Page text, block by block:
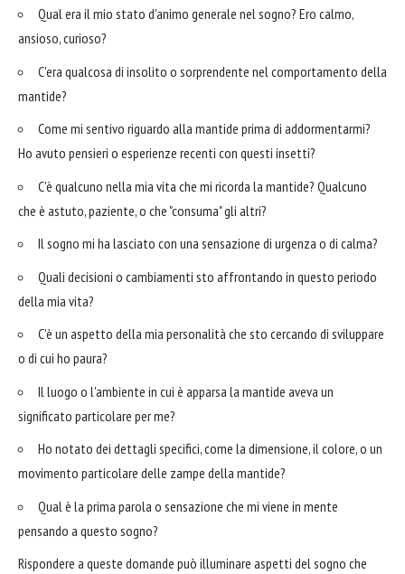
Qual era il mio stato d'animo generale nel sogno? Ero calmo,
ansioso, curioso?
C'era qualcosa di insolito o sorprendente nel comportamento della
mantide?
Come mi sentivo riguardo alla mantide prima di addormentarmi?
Ho avuto pensieri o esperienze recenti con questi insetti?
C'è qualcuno nella mia vita che mi ricorda la mantide? Qualcuno
che è astuto, paziente, o che "consuma" gli altri?
Il sogno mi ha lasciato con una sensazione di urgenza o di calma?
Quali decisioni o cambiamenti sto affrontando in questo periodo
della mia vita?
C'è un aspetto della mia personalità che sto cercando di sviluppare
o di cui ho paura?
Il luogo o l'ambiente in cui è apparsa la mantide aveva un
significato particolare per me?
Ho notato dei dettagli specifici, come la dimensione, il colore, o un
movimento particolare delle zampe della mantide?
Qual è la prima parola o sensazione che mi viene in mente
pensando a questo sogno?
Rispondere a queste domande può illuminare aspetti del sogno che